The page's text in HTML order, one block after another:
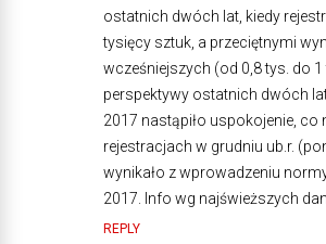
ostatnich dwóch lat, kiedy
tysięcy sztuk, a przeciętnymi
wcześniejszych (od 0,8 tys. do 1
perspektywy ostatnich dwóch
2017 nastąpiło uspokojenie, co
rejestracjach w grudniu ub.r.
wynikało z wprowadzeniu
2017. Info wg najświeższych
REPLY